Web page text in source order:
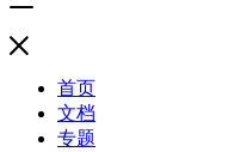
首页
文档
专题